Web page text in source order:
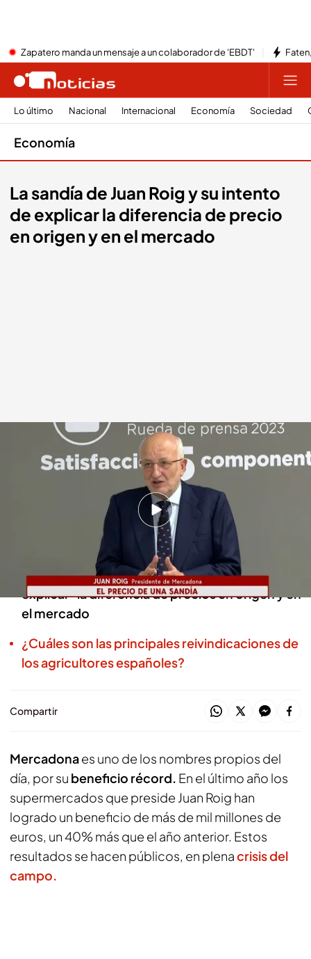
Zapatero manda un mensaje a un colaborador de 'EBDT'
Lo último Nacional Internacional Economía Sociedad
Economía
La sandía de Juan Roig y su intento
de explicar la diferencia de precio
en origen y en el mercado
Juan Roig, presidente de Mercadona
Redacción digital Noticias Cuatro
Mercadona obtuvo en 2023 un beneficio
récord de mil millones de euros
Juan Roig reconoce que "cuesta mucho
explicar" la diferencia de precios en origen y en
el mercado
¿Cuáles son las principales reivindicaciones de
los agricultores españoles?
Compartir
Mercadonaes uno de los nombres propios del
día, por su beneficio récord. En el último año los
supermercados que preside Juan Roig han
logrado un beneficio de más de mil millones de
euros, un 40% más que el año anterior. Estos
resultados se hacen públicos, en plenacrisis del
campo.